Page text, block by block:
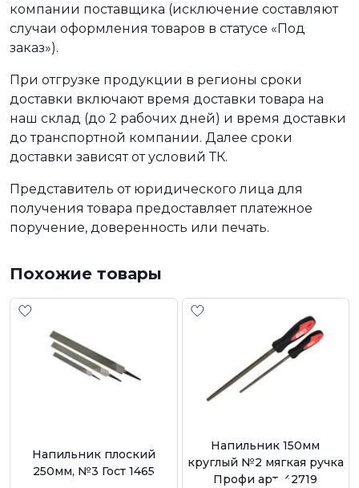
компании поставщика (исключение составляют
случаи оформления товаров в статусе «Под
заказ»).
При отгрузке продукции в регионы сроки
доставки включают время доставки товара на
наш склад (до 2 рабочих дней) и время доставки
до транспортной компании. Далее сроки
доставки зависят от условий ТК.
Представитель от юридического лица для
получения товара предоставляет платежное
поручение, доверенность или печать.
Похожие товары
Напильник плоский
250мм, №3 Гост 1465
Напильник 150мм
круглый №2 мягкая ручка
Профи арт. 42719